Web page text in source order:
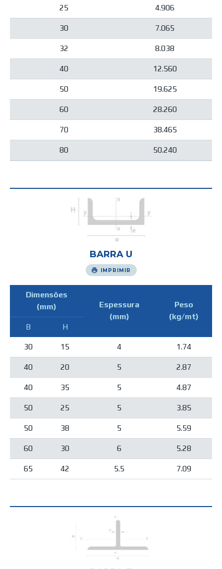
25 4.906
30 7.065
32 8.038
40 12.560
50 19.625
60 28.260
70 38.465
80 50.240
BARRA U
IMPRIMIR
Dimensões
(mm)
Espessura
(mm)
Peso
(kg/mt)
B
H
30 15 4 1.74
40 20 5 2.87
40 35 5 4.87
50 25 5 3.85
50 38 5 5.59
60 30 6 5.28
65 42 5.5 7.09